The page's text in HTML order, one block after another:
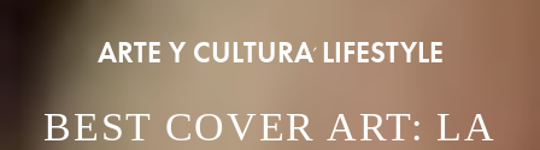
ARTE Y CULTURA, LIFESTYLE
BEST COVER ART: LA